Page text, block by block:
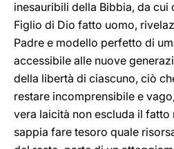
inesauribili della Bibbia, da cui
Figlio di Dio fatto uomo,
Padre e modello perfetto di
accessibile alle nuove
della libertà di ciascuno, ciò
restare incomprensibile e
vera laicità non escluda il fatto
sappia fare tesoro quale